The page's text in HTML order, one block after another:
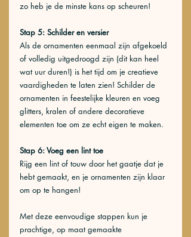
zo heb je de minste kans op scheuren!
Stap 5: Schilder en versier
Als de ornamenten eenmaal zijn afgekoeld
of volledig uitgedroogd zijn (dit kan heel
wat uur duren!) is het tijd om je creatieve
vaardigheden te laten zien! Schilder de
ornamenten in feestelijke kleuren en voeg
glitters, kralen of andere decoratieve
elementen toe om ze echt eigen te maken.
Stap 6: Voeg een lint toe
Rijg een lint of touw door het gaatje dat je
hebt gemaakt, en je ornamenten zijn klaar
om op te hangen!
Met deze eenvoudige stappen kun je
prachtige, op maat gemaakte